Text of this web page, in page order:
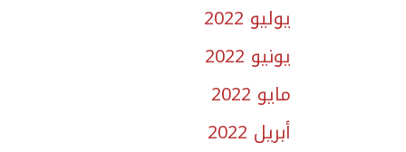
يوليو 2022
يونيو 2022
مايو 2022
أبريل 2022